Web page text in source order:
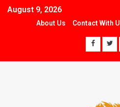
August 9, 2026
About Us Contact With